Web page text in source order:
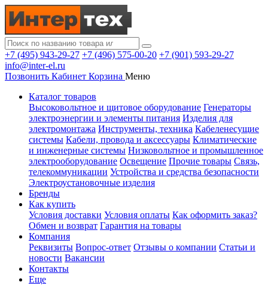
+7 (495) 943-29-27 +7 (496) 575-00-20 +7 (901) 593-29-27
info@inter-el.ru
Позвонить Кабинет Корзина Меню
Каталог товаров
Высоковольтное и щитовое оборудование Генераторы
электроэнергии и элементы питания Изделия для
электромонтажа Инструменты, техника Кабеленесущие
системы Кабели, провода и аксессуары Климатические
и инженерные системы Низковольтное и промышленное
электрооборудование Освещение Прочие товары Связь,
телекоммуникации Устройства и средства безопасности
Электроустановочные изделия
Бренды
Как купить
Условия доставки Условия оплаты Как оформить заказ?
Обмен и возврат Гарантия на товары
Компания
Реквизиты Вопрос-ответ Отзывы о компании Статьи и
новости Вакансии
Контакты
Еще